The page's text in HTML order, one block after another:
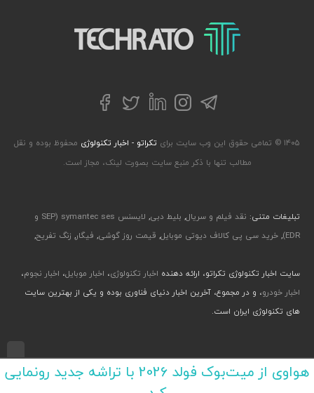
تکراتو – زندگی با تکنولوژی
تلگراماینستاگرام
لینکداینتوییترفیسبوک
۱۴۰۵ © تمامی حقوق این وب سایت برای تکراتو - اخبار تکنولوژی محفوظ بوده و نقل
مطالب تنها با ذکر منبع سایت بصورت لینک، مجاز است.
تبلیغات متنی: نقد فیلم و سریال, بلیط دبی,
لایسنس symantec ses (SEP و
EDR)
, خرید سی پی کالاف دیوتی موبایل, قیمت روز گوشی, فیگار, زنگ تفریح,
سایت اخبار تکنولوژی تکراتو، ارائه دهنده اخبار تکنولوژی، اخبار موبایل، اخبار نجوم،
اخبار خودرو، و در مجموع، آخرین اخبار دنیای فناوری بوده و یکی از بهترین سایت
های تکنولوژی ایران است.
طراحی رابط کاربری و تجربی توسط جواد صابری، گروه افرو - اجرا با طراحی وب پارسا
هواوی از میت‌بوک فولد 2026 با تراشه جدید رونمایی